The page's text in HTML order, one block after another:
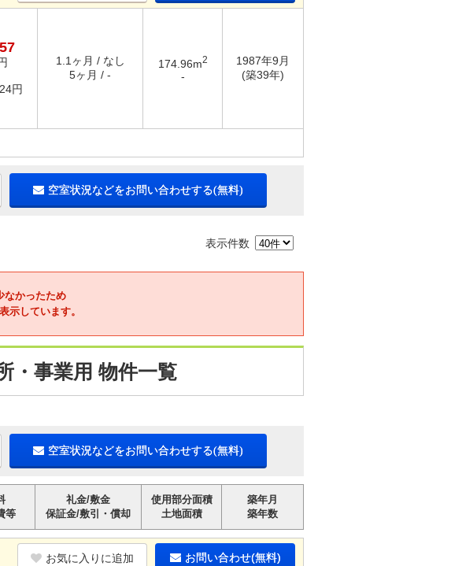
円
1.1ヶ月 / なし
5ヶ月 / -
174.96m2
-
1987年9月
(築39年)
空室状況などをお問い合わせする(無料)
表示件数
なかったため
示しています。
・事業用 物件一覧
空室状況などをお問い合わせする(無料)
等
礼金/敷金
保証金/敷引・償却
使用部分面積
土地面積
築年月
築年数
お気に入りに追加 お問い合わせ(無料)